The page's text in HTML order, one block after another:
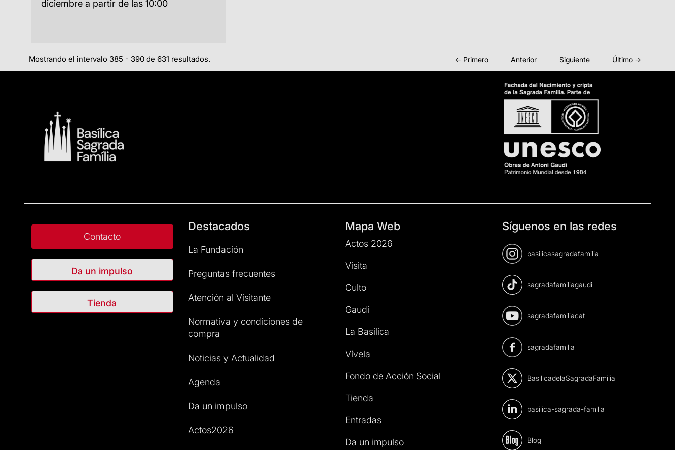
diciembre a partir de las 10:00
Mostrando el intervalo 385 - 390 de 631 resultados. ← Primero Anterior Siguiente Último →
Contacto
Da un impulso
Tienda
Destacados
La Fundación
Preguntas frecuentes
Atención al Visitante
Normativa y condiciones de
compra
Noticias y Actualidad
Agenda
Da un impulso
Actos2026
Mapa Web
Actos 2026
Visita
Culto
Gaudí
La Basílica
Vívela
Fondo de Acción Social
Tienda
Entradas
Da un impulso
Síguenos en las redes
basilicasagradafamilia
sagradafamiliagaudi
sagradafamiliacat
sagradafamilia
BasilicadelaSagradaFamilia
basilica-sagrada-familia
Blog